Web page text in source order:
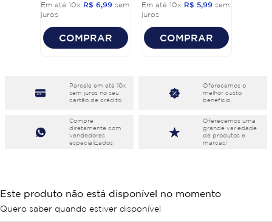
Em até 10x R$ 6,99 sem
juros
COMPRAR
Em até 10x R$ 5,99 sem
juros
COMPRAR
Parcele em eté 10x
sem juros no seu
cartão de crédito
Oferecemos o
melhor custo
benefício.
Compre
diretamente com
vendedores
especializados
Oferecemos uma
grande variedade
de produtos e
marcas!
Este produto não está disponível no momento
Quero saber quando estiver disponível